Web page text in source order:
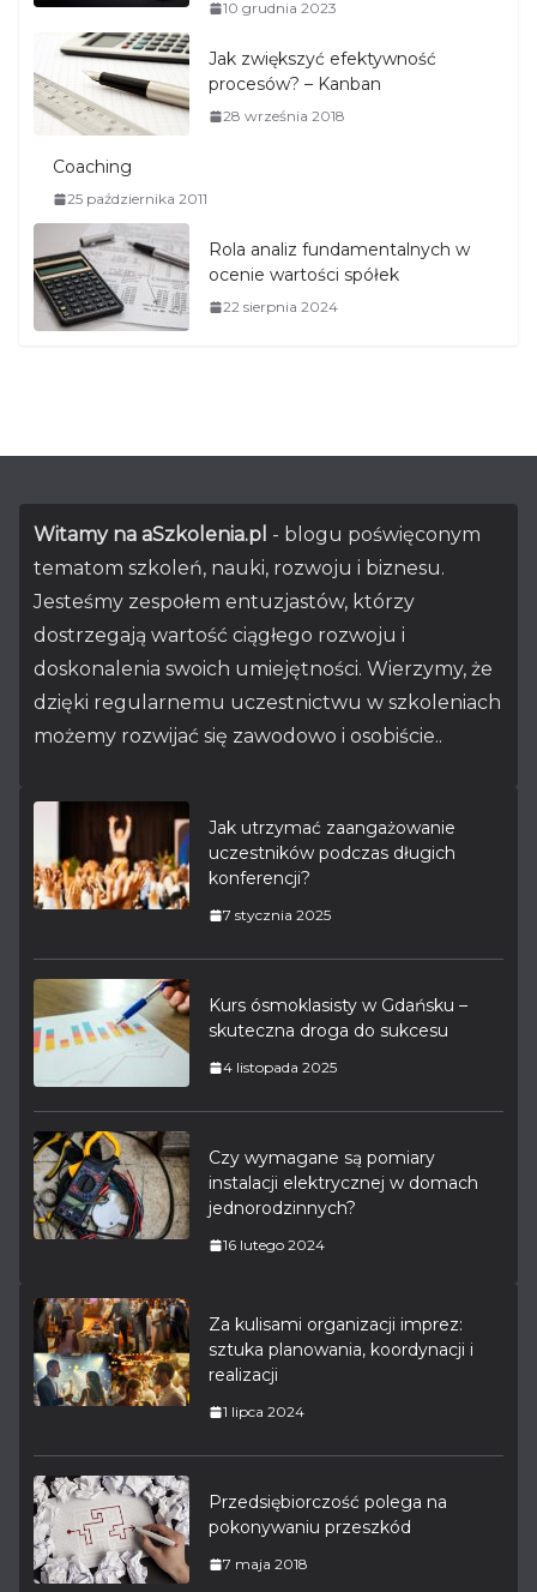
10 grudnia 2023
Jak zwiększyć efektywność
procesów? – Kanban
28 września 2018
Coaching
25 października 2011
Rola analiz fundamentalnych w
ocenie wartości spółek
22 sierpnia 2024
Witamy na aSzkolenia.pl - blogu poświęconym
tematom szkoleń, nauki, rozwoju i biznesu.
Jesteśmy zespołem entuzjastów, którzy
dostrzegają wartość ciągłego rozwoju i
doskonalenia swoich umiejętności. Wierzymy, że
dzięki regularnemu uczestnictwu w szkoleniach
możemy rozwijać się zawodowo i osobiście..
Jak utrzymać zaangażowanie
uczestników podczas długich
konferencji?
7 stycznia 2025
Kurs ósmoklasisty w Gdańsku –
skuteczna droga do sukcesu
4 listopada 2025
Czy wymagane są pomiary
instalacji elektrycznej w domach
jednorodzinnych?
16 lutego 2024
Za kulisami organizacji imprez:
sztuka planowania, koordynacji i
realizacji
1 lipca 2024
Przedsiębiorczość polega na
pokonywaniu przeszkód
7 maja 2018